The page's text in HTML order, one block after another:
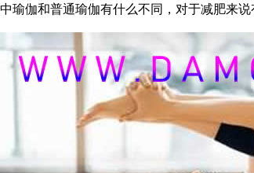
中瑜伽和普通瑜伽有什么不同，对于减肥来说